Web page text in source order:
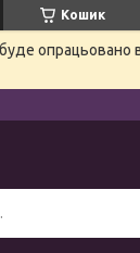
Кошик
опрацьовано